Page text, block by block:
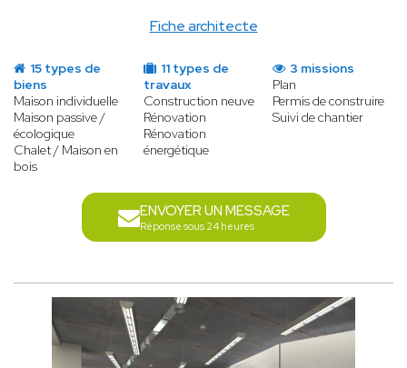
Fiche architecte
15 types de
biens
Maison individuelle
Maison passive /
écologique
Chalet / Maison en
bois
11 types de
travaux
Construction neuve
Rénovation
Rénovation
énergétique
3 missions
Plan
Permis de construire
Suivi de chantier
ENVOYER UN MESSAGE
Réponse sous 24 heures